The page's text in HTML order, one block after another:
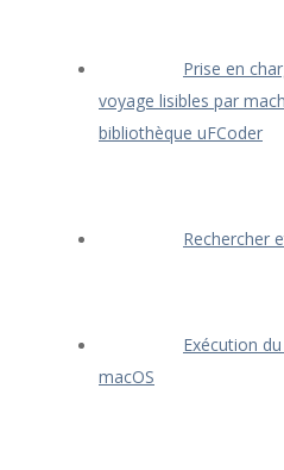
Prise en
voyage lisibles par
bibliothèque uFCoder
Rechercher
Exécution
macOS